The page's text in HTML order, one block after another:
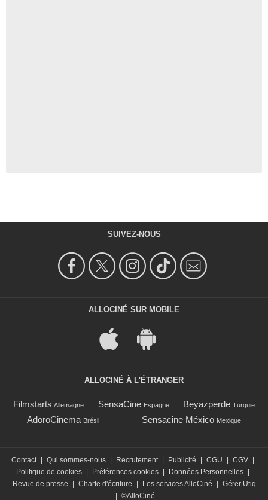
SUIVEZ-NOUS
ALLOCINÉ SUR MOBILE
ALLOCINÉ À L'ÉTRANGER
Filmstarts Allemagne SensaCine Espagne Beyazperde Turquie
AdoroCinema Brésil Sensacine México Mexique
Contact | Qui sommes-nous | Recrutement | Publicité | CGU | CGV |
Politique de cookies | Préférences cookies | Données Personnelles |
Revue de presse
| Charte d'écriture | Les services AlloCiné | Gérer Utiq
| ©AlloCiné